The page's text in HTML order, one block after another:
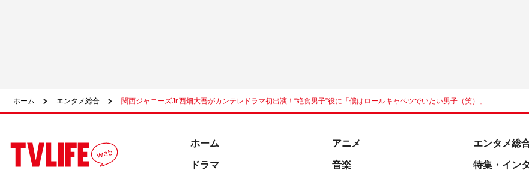
ホーム エンタメ総合 関西ジャニーズJr.西畑大吾がカンテレドラマ初出演！“絶食男子”役に「僕はロールキャベツでいたい男子（笑）」
ホーム
ドラマ
アニメ
音楽
エンタメ総
特集・イン